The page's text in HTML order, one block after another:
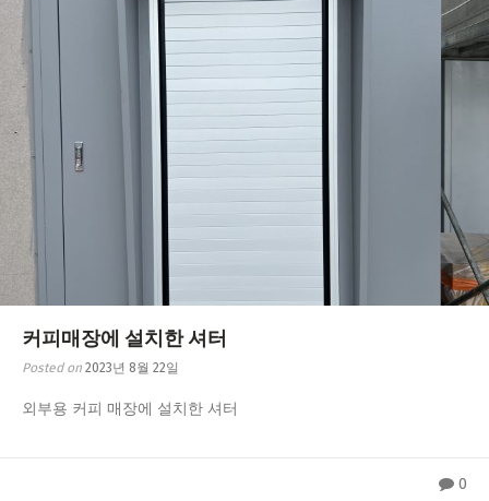
커피매장에 설치한 셔터
Posted on 2023년 8월 22일
외부용 커피 매장에 설치한 셔터
0